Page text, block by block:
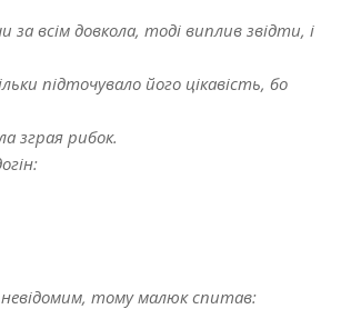
за всім довкола, тоді виплив звідти, і
підточувало його цікавість, бо
зграя рибок.
невідомим, тому малюк спитав: